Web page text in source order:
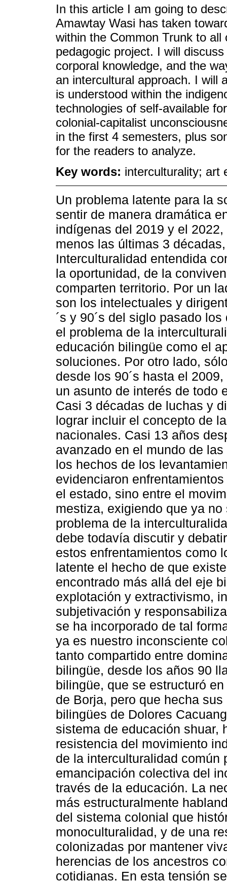
In this article I am going to
Amawtay Wasi has taken
within the Common Trunk to
pedagogic project. I will
corporal knowledge, and the
an intercultural approach. I will
is understood within the
technologies of self-available
colonial-capitalist
in the first 4 semesters, plus
for the readers to analyze.
Key words: interculturality; art
Un problema latente para la
sentir de manera dramática
indígenas del 2019 y el
menos las últimas 3
Interculturalidad entendida
la oportunidad, de la
comparten territorio. Por un
son los intelectuales y
´s y 90´s del siglo pasado
el problema de la
educación bilingüe como el
soluciones. Por otro lado,
desde los 90´s hasta el
un asunto de interés de todo
Casi 3 décadas de luchas y
lograr incluir el concepto de
nacionales. Casi 13 años
avanzado en el mundo de
los hechos de los
evidenciaron
el estado, sino entre el
mestiza, exigiendo que ya
problema de la
debe todavía discutir y
estos enfrentamientos como
latente el hecho de que
encontrado más allá del eje
explotación y extractivismo,
subjetivación y
se ha incorporado de tal
ya es nuestro inconsciente
tanto compartido entre
bilingüe, desde los años 90
bilingüe, que se estructuró
de Borja, pero que hecha
bilingües de Dolores
sistema de educación shuar,
resistencia del movimiento
de la interculturalidad común
emancipación colectiva del
través de la educación. La
más estructuralmente
del sistema colonial que
monoculturalidad, y de una
colonizadas por mantener
herencias de los ancestros
cotidianas. En esta tensión